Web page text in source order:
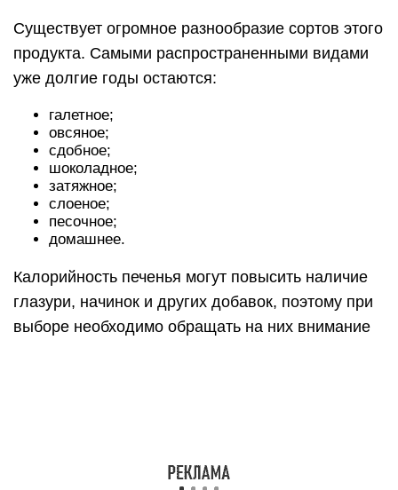
Существует огромное разнообразие сортов этого
продукта. Самыми распространенными видами
уже долгие годы остаются:
галетное;
овсяное;
сдобное;
шоколадное;
затяжное;
слоеное;
песочное;
домашнее.
Калорийность печенья могут повысить наличие
глазури, начинок и других добавок, поэтому при
выборе необходимо обращать на них внимание